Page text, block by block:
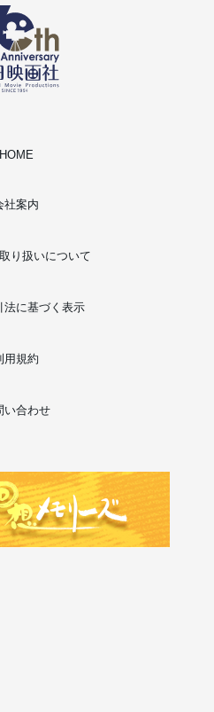
HOME
社案内
り扱いについて
法に基づく表示
用規約
い合わせ